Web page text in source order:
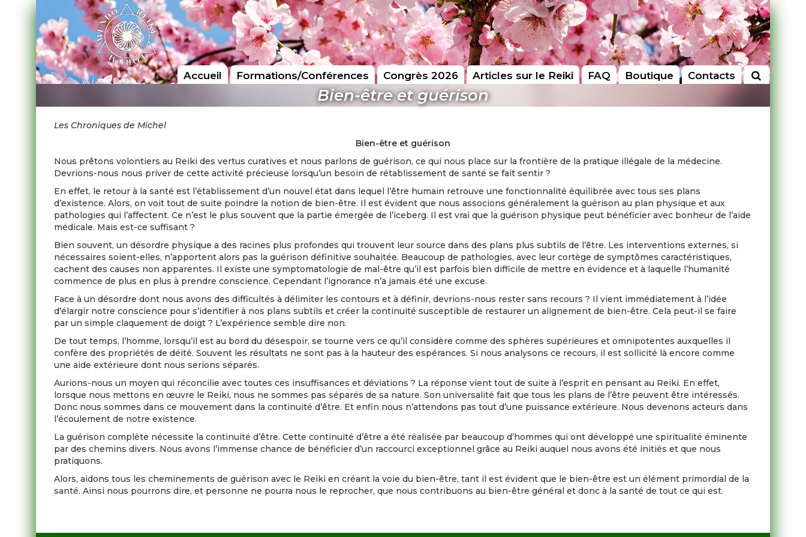
Accueil Formations/Conférences Congrès 2026 Articles sur le Reiki FAQ Boutique Contacts
Bien-être et guérison
Les Chroniques de Michel
Bien-être et guérison
Nous prêtons volontiers au Reiki des vertus curatives et nous parlons de guérison, ce qui nous place sur la frontière de la pratique illégale de la médecine.
Devrions-nous nous priver de cette activité précieuse lorsqu’un besoin de rétablissement de santé se fait sentir ?
En effet, le retour à la santé est l’établissement d’un nouvel état dans lequel l’être humain retrouve une fonctionnalité équilibrée avec tous ses plans
d’existence. Alors, on voit tout de suite poindre la notion de bien-être. Il est évident que nous associons généralement la guérison au plan physique et aux
pathologies qui l’affectent. Ce n’est le plus souvent que la partie émergée de l’iceberg. Il est vrai que la guérison physique peut bénéficier avec bonheur de l’aide
médicale. Mais est-ce suffisant ?
Bien souvent, un désordre physique a des racines plus profondes qui trouvent leur source dans des plans plus subtils de l’être. Les interventions externes, si
nécessaires soient-elles, n’apportent alors pas la guérison définitive souhaitée. Beaucoup de pathologies, avec leur cortège de symptômes caractéristiques,
cachent des causes non apparentes. Il existe une symptomatologie de mal-être qu’il est parfois bien difficile de mettre en évidence et à laquelle l’humanité
commence de plus en plus à prendre conscience. Cependant l’ignorance n’a jamais été une excuse.
Face à un désordre dont nous avons des difficultés à délimiter les contours et à définir, devrions-nous rester sans recours ? Il vient immédiatement à l’idée
d’élargir notre conscience pour s’identifier à nos plans subtils et créer la continuité susceptible de restaurer un alignement de bien-être. Cela peut-il se faire
par un simple claquement de doigt ? L’expérience semble dire non.
De tout temps, l’homme, lorsqu’il est au bord du désespoir, se tourne vers ce qu’il considère comme des sphères supérieures et omnipotentes auxquelles il
confère des propriétés de déité. Souvent les résultats ne sont pas à la hauteur des espérances. Si nous analysons ce recours, il est sollicité là encore comme
une aide extérieure dont nous serions séparés.
Aurions-nous un moyen qui réconcilie avec toutes ces insuffisances et déviations ? La réponse vient tout de suite à l’esprit en pensant au Reiki. En effet,
lorsque nous mettons en œuvre le Reiki, nous ne sommes pas séparés de sa nature. Son universalité fait que tous les plans de l’être peuvent être intéressés.
Donc nous sommes dans ce mouvement dans la continuité d’être. Et enfin nous n’attendons pas tout d’une puissance extérieure. Nous devenons acteurs dans
l’écoulement de notre existence.
La guérison complète nécessite la continuité d’être. Cette continuité d’être a été réalisée par beaucoup d’hommes qui ont développé une spiritualité éminente
par des chemins divers. Nous avons l’immense chance de bénéficier d’un raccourci exceptionnel grâce au Reiki auquel nous avons été initiés et que nous
pratiquons.
Alors, aidons tous les cheminements de guérison avec le Reiki en créant la voie du bien-être, tant il est évident que le bien-être est un élément primordial de la
santé. Ainsi nous pourrons dire, et personne ne pourra nous le reprocher, que nous contribuons au bien-être général et donc à la santé de tout ce qui est.